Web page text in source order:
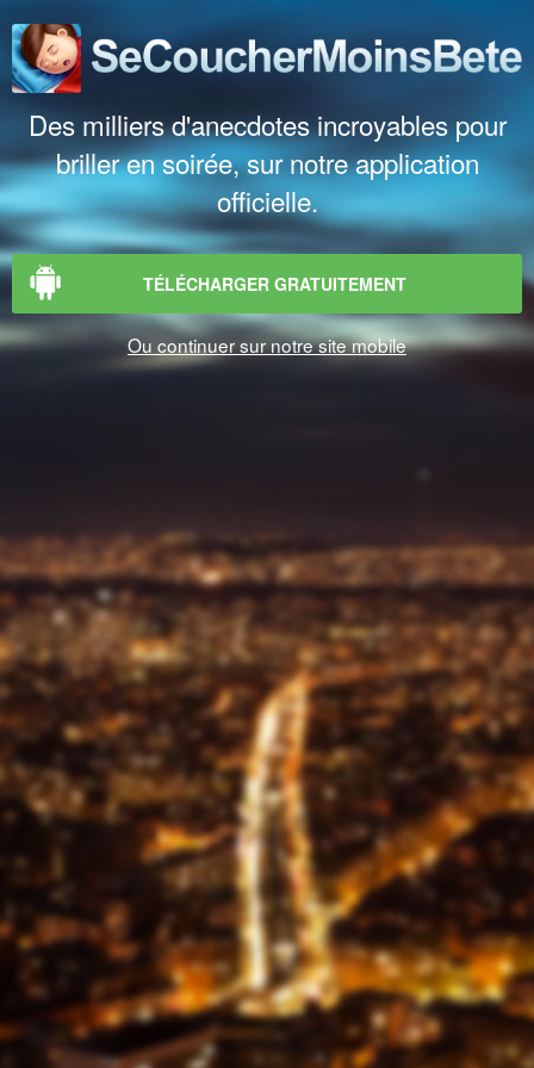
Des milliers d'anecdotes incroyables pour
briller en soirée, sur notre application
officielle.
TÉLÉCHARGER GRATUITEMENT
Ou continuer sur notre site mobile